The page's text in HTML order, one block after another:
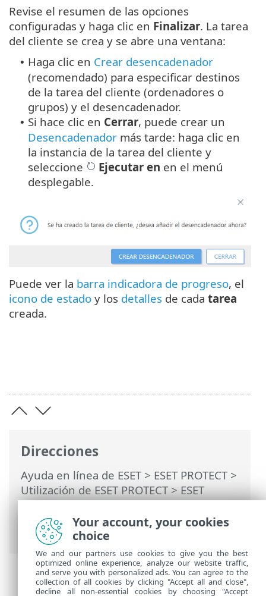
Direcciones
Ayuda en línea de ESET> ESET PROTECT>
Utilización de ESET PROTECT>ESET
PROTECT Menú principal>Tareas>
Tareas del cliente> Aislar ordenador de
la red
Revise el resumen de las opciones
configuradas y haga clic en Finalizar. La tarea
del cliente se crea y se abre una ventana:
• Haga clic en Crear desencadenador
(recomendado) para especificar destinos
de la tarea del cliente (ordenadores o
grupos) y el desencadenador.
• Si hace clic en Cerrar, puede crear un
Desencadenador más tarde: haga clic en
la instancia de la tarea del cliente y
seleccione
Ejecutar en en el menú
desplegable.
Puede ver la barra indicadora de progreso, el
icono de estado y los detalles de cada tarea
creada.
Your account, your cookies
choice
We and our partners use cookies to give you the best
optimized online experience, analyze our website traffic,
and serve you with personalized ads. You can agree to the
collection of all cookies by clicking "Accept all and close",
decline all non-essential cookies by choosing "Accept